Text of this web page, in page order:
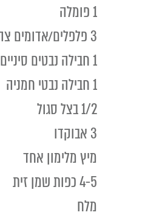
1 פומלה
3 פלפלים/אדומים צהובים
1 חבילה נבטים סיניים
1 חבילה נבטי חמניה
1/2 בצל סגול
3 אבוקדו
מיץ מלימון אחד
4-5 כפות שמן זית
מלח